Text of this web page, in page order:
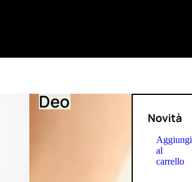
Deo
Novità
Aggiungi
al
carrello